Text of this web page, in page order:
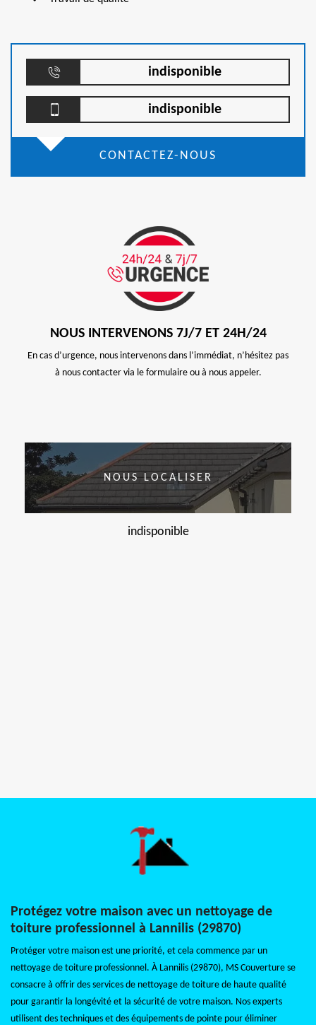
indisponible
indisponible
CONTACTEZ-NOUS
NOUS INTERVENONS 7J/7 ET 24H/24
En cas d’urgence, nous intervenons dans l’immédiat, n’hésitez pas
à nous contacter via le formulaire ou à nous appeler.
NOUS LOCALISER
indisponible
Protégez votre maison avec un nettoyage de
toiture professionnel à Lannilis (29870)
Protéger votre maison est une priorité, et cela commence par un
nettoyage de toiture professionnel. À Lannilis (29870), MS Couverture se
consacre à offrir des services de nettoyage de toiture de haute qualité
pour garantir la longévité et la sécurité de votre maison. Nos experts
utilisent des techniques et des équipements de pointe pour éliminer